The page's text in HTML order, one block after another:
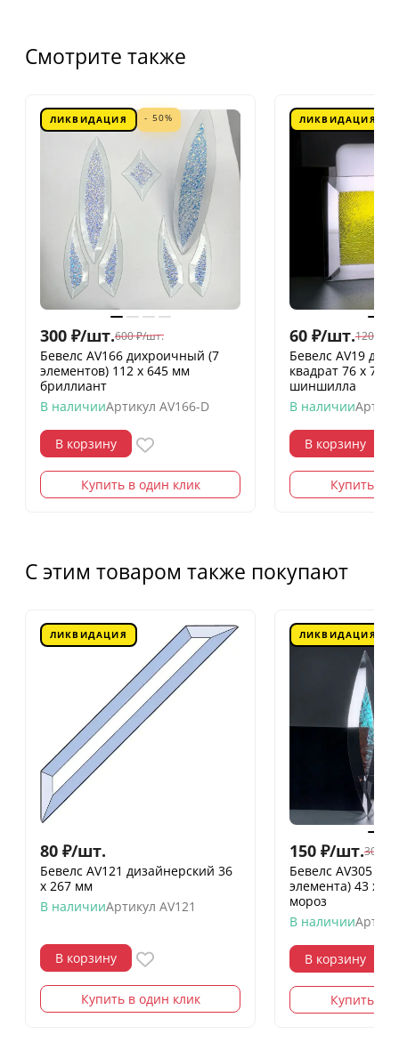
Смотрите также
ЛИКВИДАЦИЯ - 50%
300 ₽/шт.600 ₽/шт.
Бевелс AV166 дихроичный (7
элементов) 112 х 645 мм
бриллиант
В наличииАртикул AV166-D
В корзину
Купить в один клик
ЛИКВИДАЦИЯ
60 ₽/шт.120
Бевелс AV19
квадрат 76 х 76
шиншилла
В наличии
В корзину
Купить в
С этим товаром также покупают
ЛИКВИДАЦИЯ
80 ₽/шт.
Бевелс AV121 дизайнерский 36
х 267 мм
В наличииАртикул AV121
В корзину
Купить в один клик
ЛИКВИДАЦИЯ
150 ₽/шт.300
Бевелс AV305
элемента) 43 х
мороз
В наличии
В корзину
Купить в